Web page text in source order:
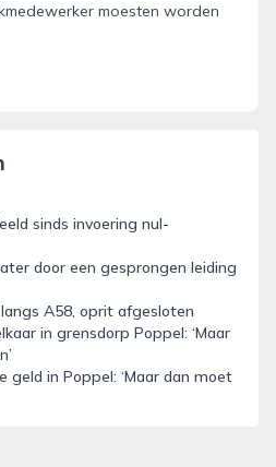
moesten worden
sinds invoering nul-
door een gesprongen leiding
A58, oprit afgesloten
in grensdorp Poppel: ‘Maar
geld in Poppel: ‘Maar dan moet